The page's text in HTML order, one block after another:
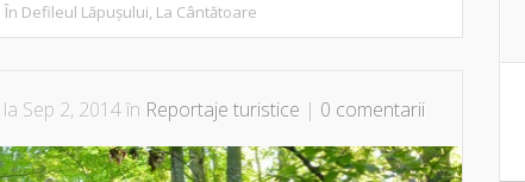
În Defileul Lăpușului, La Cântătoare
la Sep 2, 2014 în Reportaje turistice | 0 comentarii